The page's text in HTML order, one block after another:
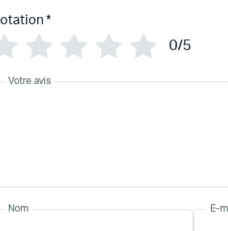
*
0/5
Votre avis
Nom E-